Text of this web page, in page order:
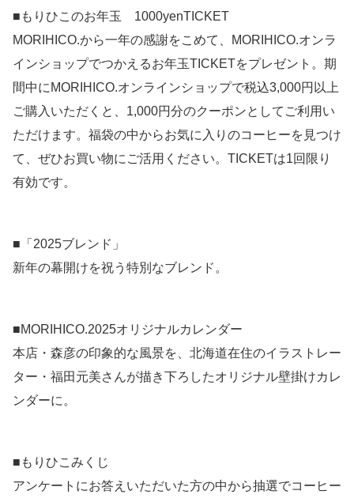
■もりひこのお年玉 1000yenTICKET
MORIHICO.から一年の感謝をこめて、MORIHICO.オンラ
インショップでつかえるお年玉TICKETをプレゼント。期
間中にMORIHICO.オンラインショップで税込3,000円以上
ご購入いただくと、1,000円分のクーポンとしてご利用い
ただけます。福袋の中からお気に入りのコーヒーを見つけ
て、ぜひお買い物にご活用ください。TICKETは1回限り
有効です。
■「2025ブレンド」
新年の幕開けを祝う特別なブレンド。
■MORIHICO.2025オリジナルカレンダー
本店・森彦の印象的な風景を、北海道在住のイラストレー
ター・福田元美さんが描き下ろしたオリジナル壁掛けカレ
ンダーに。
■もりひこみくじ
アンケートにお答えいただいた方の中から抽選でコーヒー